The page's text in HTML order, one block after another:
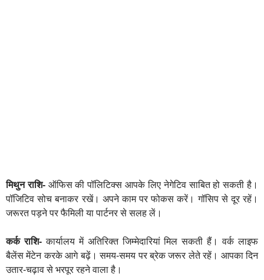
मिथुन राशि-ऑफिस की पॉलिटिक्स आपके लिए नेगेटिव साबित हो सकती है।
पॉजिटिव सोच बनाकर रखें। अपने काम पर फोकस करें। गॉसिप से दूर रहें।
जरूरत पड़ने पर फैमिली या पार्टनर से सलह लें।
कर्क राशि-कार्यालय में अतिरिक्त जिम्मेदारियां मिल सकती हैं। वर्क लाइफ
बैलेंस मेंटेन करके आगे बढ़ें। समय-समय पर ब्रेक जरूर लेते रहें। आपका दिन
उतार-चढ़ाव से भरपूर रहने वाला है।